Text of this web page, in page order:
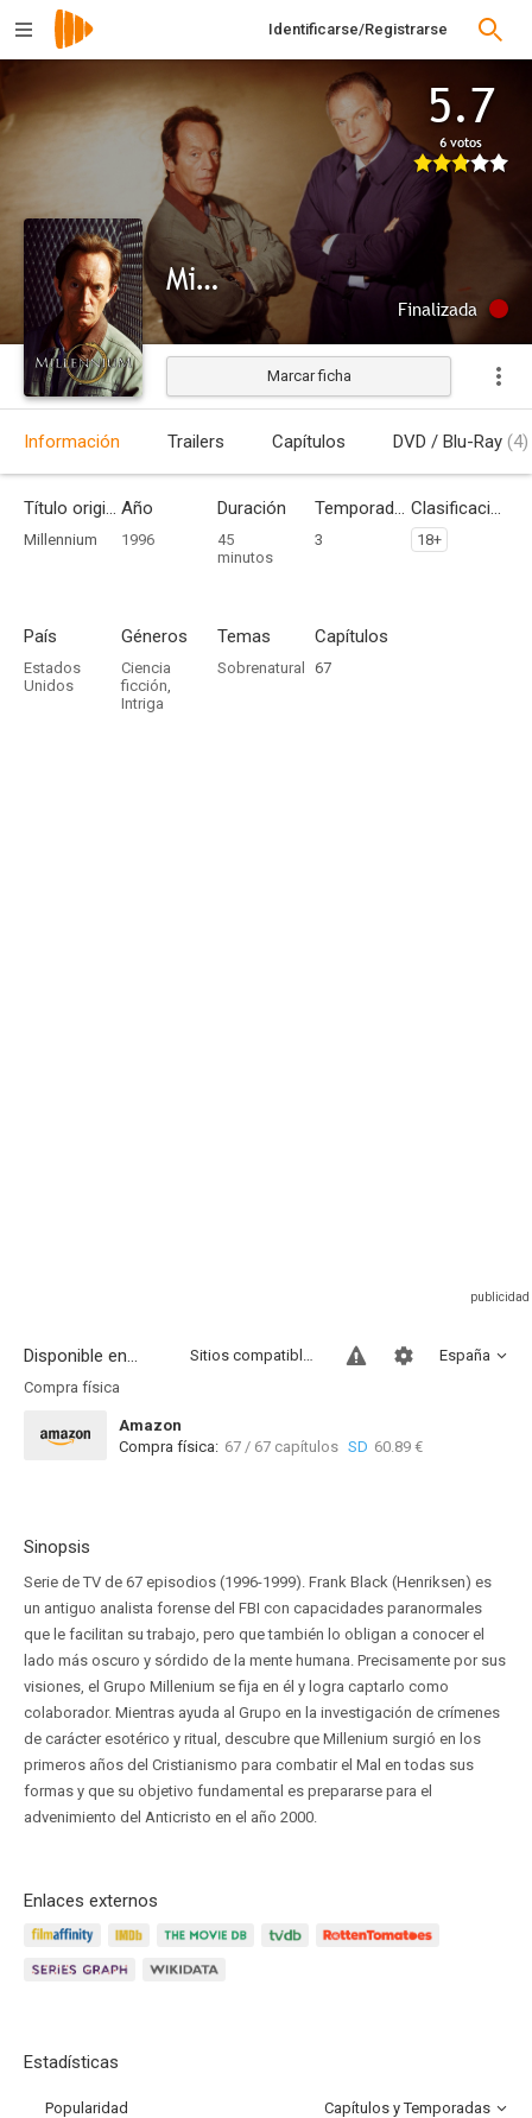
Identificarse/Registrarse
5.7
6 votos
Millennium
Finalizada
Marcar ficha
Información Trailers Capítulos DVD / Blu-Ray (4)
Título original
Millennium
Año
1996
Duración
45
minutos
Temporadas
3
Clasificación por edades
18+
País
Estados
Unidos
Géneros
Ciencia
ficción,
Intriga
Temas
Sobrenatural
Capítulos
67
Disponible en... España
Sitios compatibles
Compra física
Amazon
Compra física: 67 / 67 capítulos SD 60.89 €
Sinopsis
Serie de TV de 67 episodios (1996-1999). Frank Black (Henriksen) es
un antiguo analista forense del FBI con capacidades paranormales
que le facilitan su trabajo, pero que también lo obligan a conocer el
lado más oscuro y sórdido de la mente humana. Precisamente por sus
visiones, el Grupo Millenium se fija en él y logra captarlo como
colaborador. Mientras ayuda al Grupo en la investigación de crímenes
de carácter esotérico y ritual, descubre que Millenium surgió en los
primeros años del Cristianismo para combatir el Mal en todas sus
formas y que su objetivo fundamental es prepararse para el
advenimiento del Anticristo en el año 2000.
Enlaces externos
Estadísticas
Popularidad Capítulos y Temporadas